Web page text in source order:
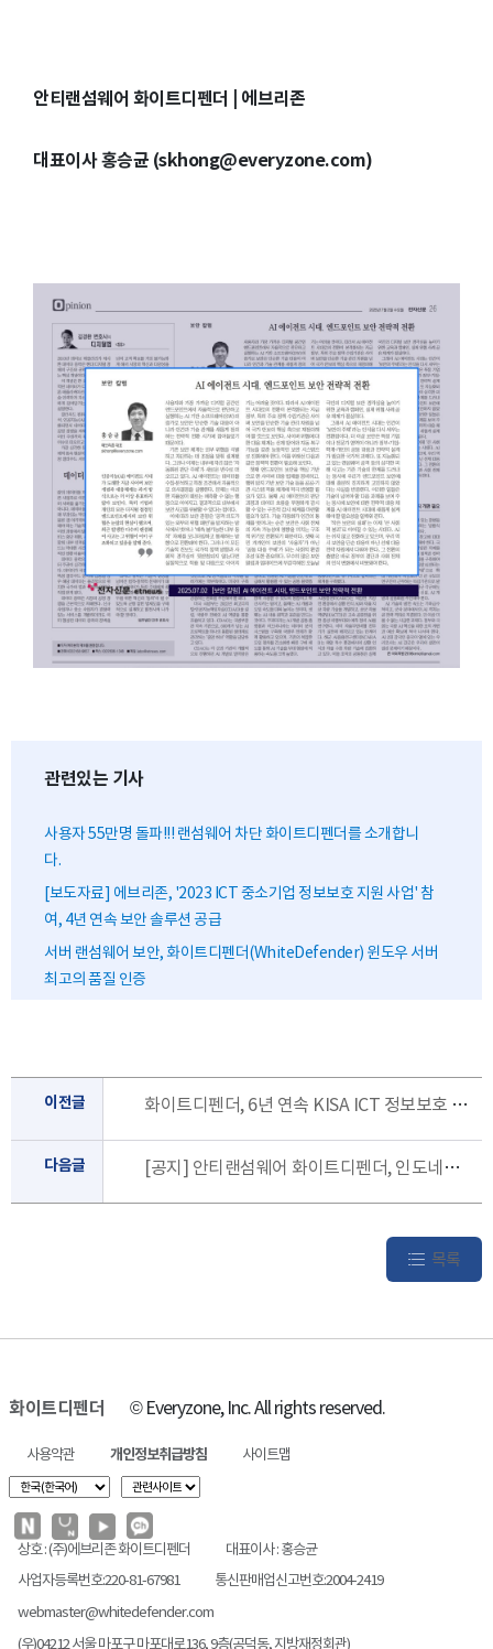
안티랜섬웨어 화이트디펜더 | 에브리존
대표이사 홍승균 (skhong@everyzone.com)
관련있는 기사
사용자 55만명 돌파!!! 랜섬웨어 차단 화이트디펜더를 소개합니
다.
[보도자료] 에브리존, '2023 ICT 중소기업 정보보호 지원 사업' 참
여, 4년 연속 보안 솔루션 공급
서버 랜섬웨어 보안, 화이트디펜더(WhiteDefender) 윈도우 서버
최고의 품질 인증
이전글 화이트디펜더, 6년 연속 KISA ICT 정보보호 제품 선정 - (중소기업이 랜섬웨어 대응 도입시, 비용 80% 지원)
다음글 [공지] 안티랜섬웨어 화이트디펜더, 인도네시아 글로벌 금융사 수주
목록
화이트디펜더 © Everyzone, Inc. All rights reserved.
사용약관 개인정보취급방침 사이트맵
상호 : (주)에브리존 화이트디펜더
대표이사 : 홍승균
사업자등록번호:220-81-67981
통신판매업신고번호:2004-2419
webmaster@whitedefender.com
(우)04212 서울 마포구 마포대로136, 9층(공덕동, 지방재정회관)